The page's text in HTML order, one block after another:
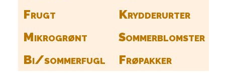
Frugt
Krydderurter
Mikrogrønt
Sommerblomster
Bi/sommerfugl
Frøpakker